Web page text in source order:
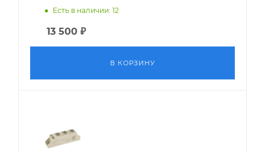
Есть в наличии: 12
13 500 ₽
В КОРЗИНУ